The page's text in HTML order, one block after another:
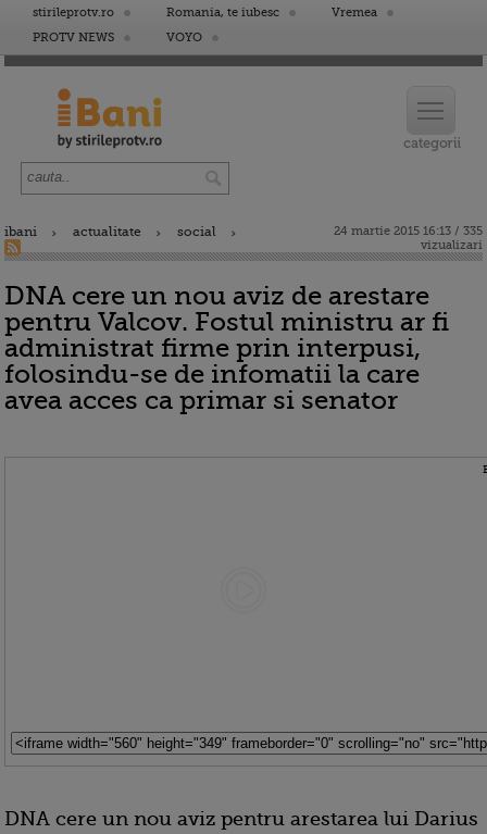
stirileprotv.ro Romania, te iubesc
Vremea
PROTV NEWS
VOYO
ibani actualitate social
24 martie 2015 16:13 / 335
vizualizari
DNA cere un nou aviz de arestare
pentru Valcov. Fostul ministru ar fi
administrat firme prin interpusi,
folosindu-se de infomatii la care
avea acces ca primar si senator
DNA cere un nou aviz pentru arestarea lui Darius